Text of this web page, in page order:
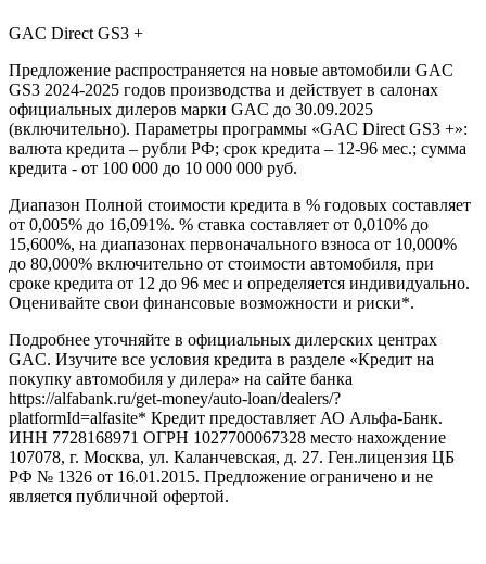
GAC Direct GS3 +
Предложение распространяется на новые автомобили GAC
GS3 2024-2025 годов производства и действует в салонах
официальных дилеров марки GAC до 30.09.2025
(включительно). Параметры программы «GAC Direct GS3 +»:
валюта кредита – рубли РФ; срок кредита – 12-96 мес.; сумма
кредита - от 100 000 до 10 000 000 руб.
Диапазон Полной стоимости кредита в % годовых составляет
от 0,005% до 16,091%. % ставка составляет от 0,010% до
15,600%, на диапазонах первоначального взноса от 10,000%
до 80,000% включительно от стоимости автомобиля, при
сроке кредита от 12 до 96 мес и определяется индивидуально.
Оценивайте свои финансовые возможности и риски*.
Подробнее уточняйте в официальных дилерских центрах
GAC. Изучите все условия кредита в разделе «Кредит на
покупку автомобиля у дилера» на сайте банка
https://alfabank.ru/get-money/auto-loan/dealers/?
platformId=alfasite* Кредит предоставляет АО Альфа-Банк.
ИНН 7728168971 ОГРН 1027700067328 место нахождение
107078, г. Москва, ул. Каланчевская, д. 27. Ген.лицензия ЦБ
РФ № 1326 от 16.01.2015. Предложение ограничено и не
является публичной офертой.